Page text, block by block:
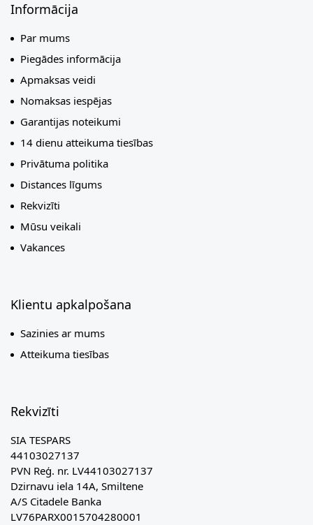
Informācija
Par mums
Piegādes informācija
Apmaksas veidi
Nomaksas iespējas
Garantijas noteikumi
14 dienu atteikuma tiesības
Privātuma politika
Distances līgums
Rekvizīti
Mūsu veikali
Vakances
Klientu apkalpošana
Sazinies ar mums
Atteikuma tiesības
Rekvizīti
SIA TESPARS
44103027137
PVN Reģ. nr. LV44103027137
Dzirnavu iela 14A, Smiltene
A/S Citadele Banka
LV76PARX0015704280001